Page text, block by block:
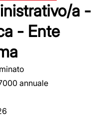
a -
- Ente
annuale